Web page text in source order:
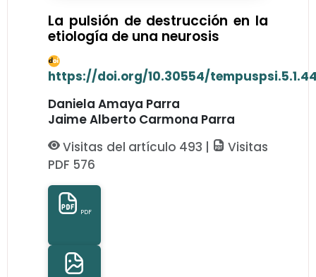
La pulsión de destrucción en la
etiología de una neurosis
https://doi.org/10.30554/
Daniela Amaya Parra
Jaime Alberto Carmona Parra
Visitas del artículo 493 |
Visitas
PDF 576
PDF